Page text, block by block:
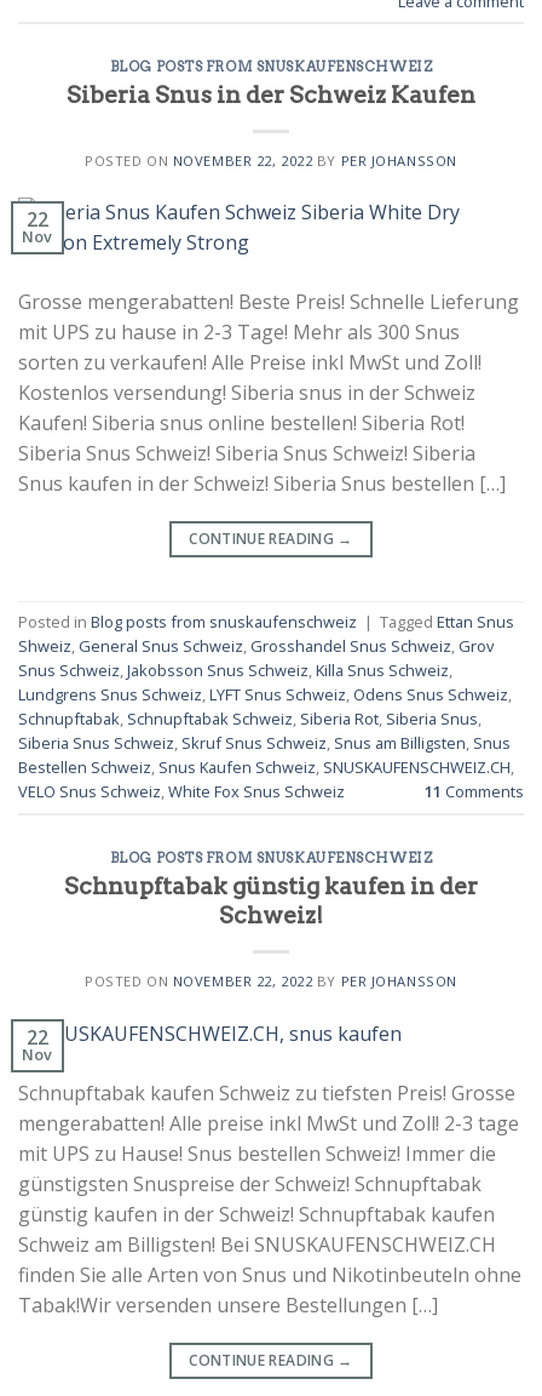
BLOG POSTS FROM SNUSKAUFENSCHWEIZ
Siberia Snus in der Schweiz Kaufen
POSTED ON NOVEMBER 22, 2022 BY PER JOHANSSON
22
Nov
Grosse mengerabatten! Beste Preis! Schnelle Lieferung
mit UPS zu hause in 2-3 Tage! Mehr als 300 Snus
sorten zu verkaufen! Alle Preise inkl MwSt und Zoll!
Kostenlos versendung! Siberia snus in der Schweiz
Kaufen! Siberia snus online bestellen! Siberia Rot!
Siberia Snus Schweiz! Siberia Snus Schweiz! Siberia
Snus kaufen in der Schweiz! Siberia Snus bestellen […]
CONTINUE READING →
Posted in Blog posts from snuskaufenschweiz | Tagged Ettan Snus
Shweiz, General Snus Schweiz, Grosshandel Snus Schweiz, Grov
Snus Schweiz,Jakobsson Snus Schweiz,Killa Snus Schweiz,
Lundgrens Snus Schweiz,LYFT Snus Schweiz, Odens Snus Schweiz,
Schnupftabak, Schnupftabak Schweiz, Siberia Rot, Siberia Snus,
Siberia Snus Schweiz, Skruf Snus Schweiz, Snus am Billigsten, Snus
Bestellen Schweiz, Snus Kaufen Schweiz, SNUSKAUFENSCHWEIZ.CH,
VELO Snus Schweiz,White Fox Snus Schweiz 11 Comments
BLOG POSTS FROM SNUSKAUFENSCHWEIZ
Schnupftabak günstig kaufen in der
Schweiz!
POSTED ON NOVEMBER 22, 2022 BY PER JOHANSSON
22
Nov
Schnupftabak kaufen Schweiz zu tiefsten Preis! Grosse
mengerabatten! Alle preise inkl MwSt und Zoll! 2-3 tage
mit UPS zu Hause! Snus bestellen Schweiz! Immer die
günstigsten Snuspreise der Schweiz! Schnupftabak
günstig kaufen in der Schweiz! Schnupftabak kaufen
Schweiz am Billigsten! Bei SNUSKAUFENSCHWEIZ.CH
finden Sie alle Arten von Snus und Nikotinbeuteln ohne
Tabak!Wir versenden unsere Bestellungen […]
CONTINUE READING →